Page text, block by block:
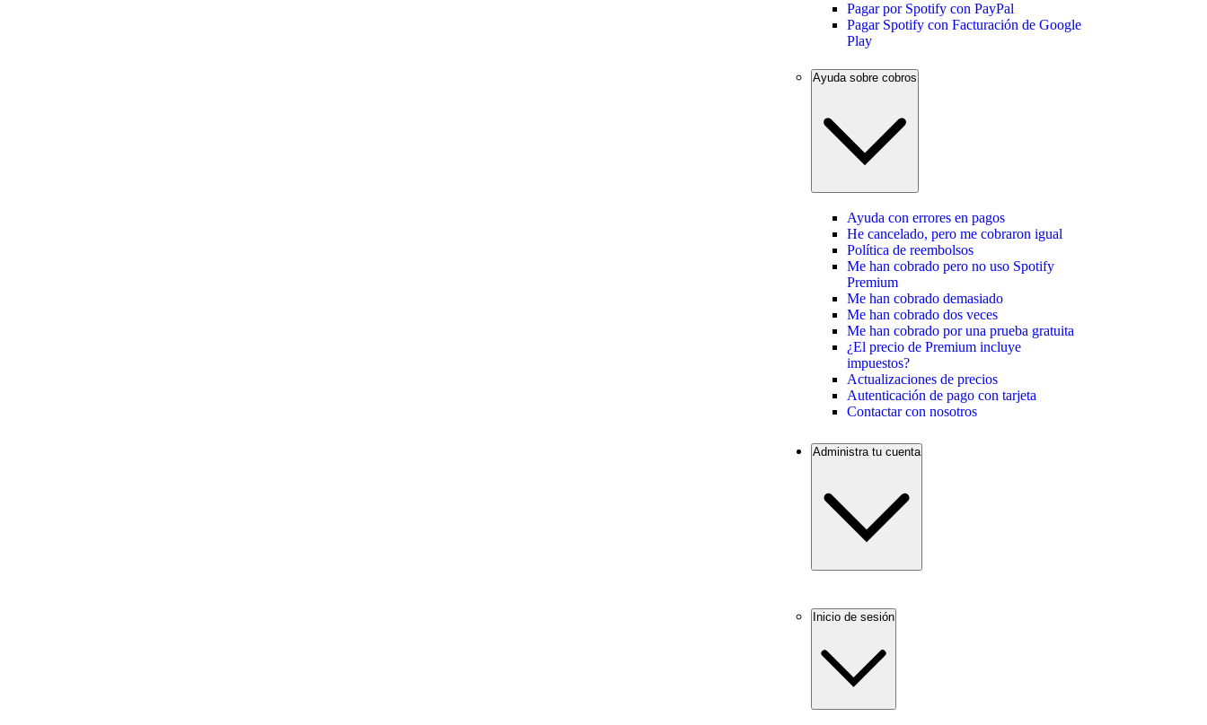
Pagar por Spotify con PayPal
Pagar Spotify con Facturación de Google
Play
Ayuda sobre cobros
Ayuda con errores en pagos
He cancelado, pero me cobraron igual
Política de reembolsos
Me han cobrado pero no uso Spotify
Premium
Me han cobrado demasiado
Me han cobrado dos veces
Me han cobrado por una prueba gratuita
¿El precio de Premium incluye
impuestos?
Actualizaciones de precios
Autenticación de pago con tarjeta
Contactar con nosotros
Administra tu cuenta
Inicio de sesión